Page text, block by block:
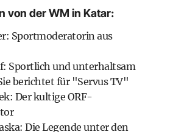
von der WM in Katar:
Sportmoderatorin aus
Sportlich und unterhaltsam
berichtet für "Servus TV"
Der kultige ORF-
Die Legende unter den